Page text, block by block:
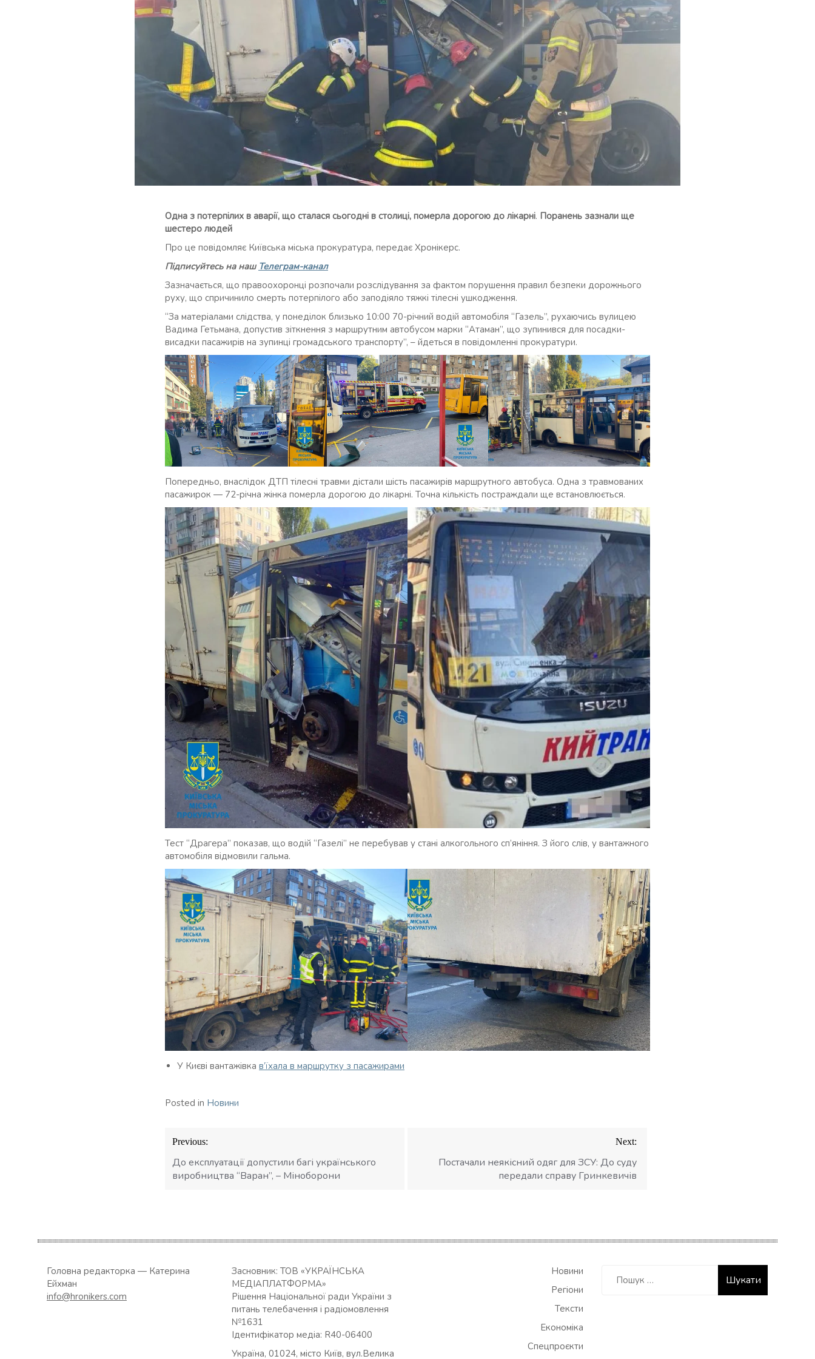
Одна з потерпілих в аварії, що сталася сьогодні в столиці, померла дорогою до лікарні. Поранень зазнали ще
шестеро людей
Про це повідомляє Київська міська прокуратура, передає Хронікерс.
Підписуйтесь на наш Телеграм-канал
Зазначається, що правоохоронці розпочали розслідування за фактом порушення правил безпеки дорожнього
руху, що спричинило смерть потерпілого або заподіяло тяжкі тілесні ушкодження.
“За матеріалами слідства, у понеділок близько 10:00 70-річний водій автомобіля “Газель”, рухаючись вулицею
Вадима Гетьмана, допустив зіткнення з маршрутним автобусом марки “Атаман”, що зупинився для посадки-
висадки пасажирів на зупинці громадського транспорту”, – йдеться в повідомленні прокуратури.
Попередньо, внаслідок ДТП тілесні травми дістали шість пасажирів маршрутного автобуса. Одна з травмованих
пасажирок — 72-річна жінка померла дорогою до лікарні. Точна кількість постраждали ще встановлюється.
Тест “Драгера” показав, що водій “Газелі” не перебував у стані алкогольного сп’яніння. З його слів, у вантажного
автомобіля відмовили гальма.
У Києві вантажівка в’їхала в маршрутку з пасажирами
Posted in Новини
Навігація
записів
Previous:
До експлуатації допустили багі українського
виробництва “Варан”, – Міноборони
Next:
Постачали неякісний одяг для ЗСУ: До суду
передали справу Гринкевичів
Головна редакторка — Катерина
Ейхман
info@hronikers.com
Засновник: ТОВ «УКРАЇНСЬКА
МЕДІАПЛАТФОРМА»
Рішення Національної ради України з
питань телебачення і радіомовлення
№1631
Ідентифікатор медіа: R40-06400
Україна, 01024, місто Київ, вул.Велика
Новини
Регіони
Тексти
Економіка
Спецпроєкти